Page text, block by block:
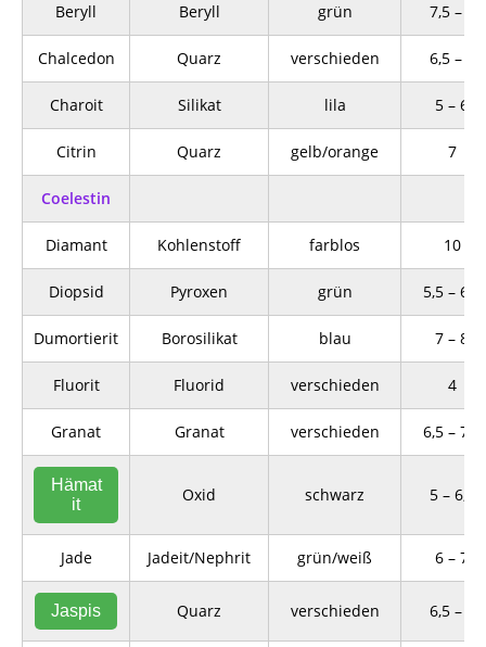
Beryll Beryll grün 7,5 – 8
Chalcedon Quarz verschieden 6,5 – 7
Charoit Silikat lila 5 – 6
Citrin Quarz gelb/orange 7
Coelestin
Diamant Kohlenstoff farblos 10
Diopsid Pyroxen grün 5,5 – 6,5
Dumortierit Borosilikat blau 7 – 8
Fluorit Fluorid verschieden 4
Granat Granat verschieden 6,5 – 7,5
Hämat
it
Oxid schwarz 5 – 6,5
Jade Jadeit/Nephrit grün/weiß 6 – 7
Jaspis Quarz verschieden 6,5 – 7